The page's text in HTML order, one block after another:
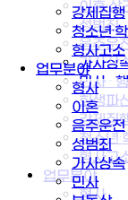
강제집행
청소년·
형사고소
업무분야
형사
이혼
음주운전
성범죄
가사상속
민사
이혼·상
성범죄
음주운
가사상
민사 ·
회생파
강제집
청소년·
형사고
업무분야
형사